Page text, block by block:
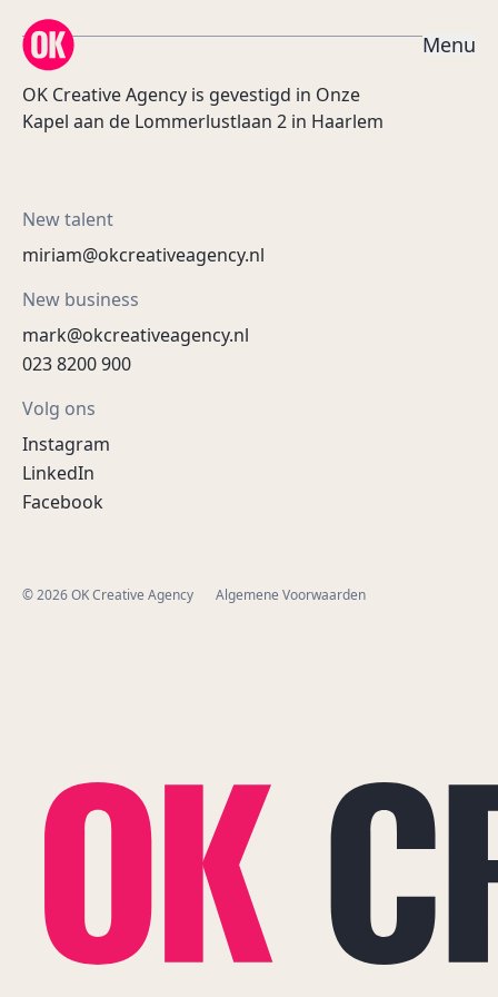
OK Creative Agency
Menu
OK Creative Agency is gevestigd in Onze
Kapel aan de Lommerlustlaan 2 in Haarlem
New talent
miriam@okcreativeagency.nl
New business
mark@okcreativeagency.nl
023 8200 900
Volg ons
Instagram
LinkedIn
Facebook
© 2026 OK Creative Agency Algemene Voorwaarden